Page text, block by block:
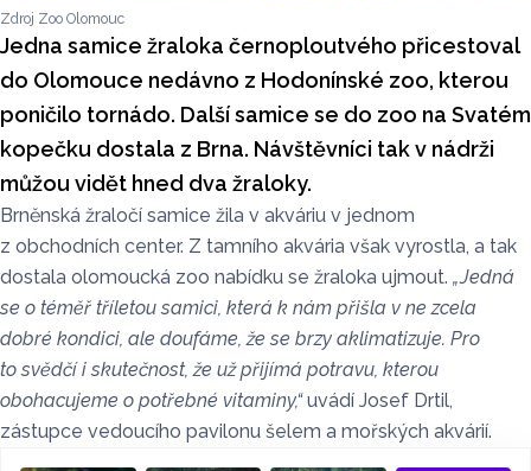
Zdroj Zoo Olomouc
Jedna samice žraloka černoploutvého přicestoval
do Olomouce nedávno z Hodonínské zoo, kterou
poničilo tornádo. Další samice se do zoo na Svatém
kopečku dostala z Brna. Návštěvníci tak v nádrži
můžou vidět hned dva žraloky.
Brněnská žraločí samice žila v akváriu v jednom
z obchodních center. Z tamního akvária však vyrostla, a tak
dostala olomoucká zoo nabídku se žraloka ujmout. „Jedná
se o téměř tříletou samici, která k nám přišla v ne zcela
dobré kondici, ale doufáme, že se brzy aklimatizuje. Pro
to svědčí i skutečnost, že už přijímá potravu, kterou
obohacujeme o potřebné vitaminy,“uvádí Josef Drtil,
zástupce vedoucího pavilonu šelem a mořských akvárií.